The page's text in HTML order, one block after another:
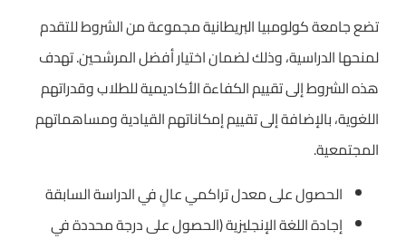
تضع جامعة كولومبيا البريطانية مجموعة من الشروط للتقدم
لمنحها الدراسية، وذلك لضمان اختيار أفضل المرشحين. تهدف
هذه الشروط إلى تقييم الكفاءة الأكاديمية للطلاب وقدراتهم
اللغوية، بالإضافة إلى تقييم إمكاناتهم القيادية ومساهماتهم
المجتمعية.
الحصول على معدل تراكمي عالٍ في الدراسة السابقة
إجادة اللغة الإنجليزية (الحصول على درجة محددة في